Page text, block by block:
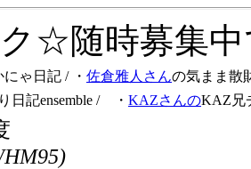
☆随時募集
にゃ日記 / ・ 佐倉雅人さんの気まま散
日記ensemble / ・ KAZさんのKAZ兄